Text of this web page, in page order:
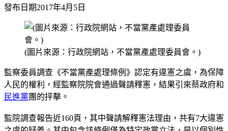
發布日期2017年4月5日
(圖片來源：行政院網站，不當黨產處理委員會。)
監察委員調查《不當黨產處理條例》認定有違憲之虞，為保障
人民的權利，經監察院院會通過聲請釋憲，結果引來蔡政府和
民進黨 團的抨擊。
監院調查報告近160頁，其中聲請解釋憲法理由，共有7大違憲